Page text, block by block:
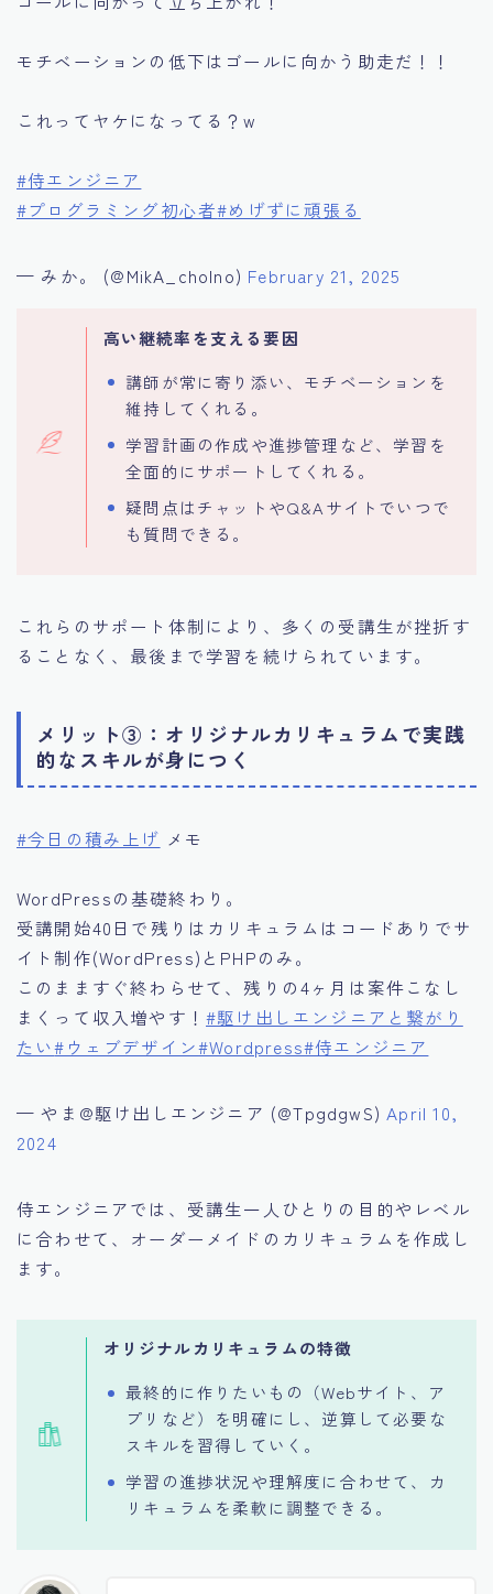
モチベーションの低下はゴールに向かう助走だ！！
これってヤケになってる？w
#侍エンジニア
#プログラミング初心者#めげずに頑張る
— みか。 (@MikA_cholno) February 21, 2025
高い継続率を支える要因
講師が常に寄り添い、モチベーションを
維持してくれる。
学習計画の作成や進捗管理など、学習を
全面的にサポートしてくれる。
疑問点はチャットやQ&Aサイトでいつで
も質問できる。
これらのサポート体制により、多くの受講生が挫折す
ることなく、最後まで学習を続けられています。
メリット③：オリジナルカリキュラムで実践
的なスキルが身につく
#今日の積み上げ メモ
WordPressの基礎終わり。
受講開始40日で残りはカリキュラムはコードありでサ
イト制作(WordPress)とPHPのみ。
このまますぐ終わらせて、残りの4ヶ月は案件こなし
まくって収入増やす！ #駆け出しエンジニアと繋がり
たい#ウェブデザイン#Wordpress#侍エンジニア
— やま@駆け出しエンジニア (@TpgdgwS) April 10,
2024
侍エンジニアでは、受講生一人ひとりの目的やレベル
に合わせて、オーダーメイドのカリキュラムを作成し
ます。
オリジナルカリキュラムの特徴
最終的に作りたいもの（Webサイト、ア
プリなど）を明確にし、逆算して必要な
スキルを習得していく。
学習の進捗状況や理解度に合わせて、カ
リキュラムを柔軟に調整できる。